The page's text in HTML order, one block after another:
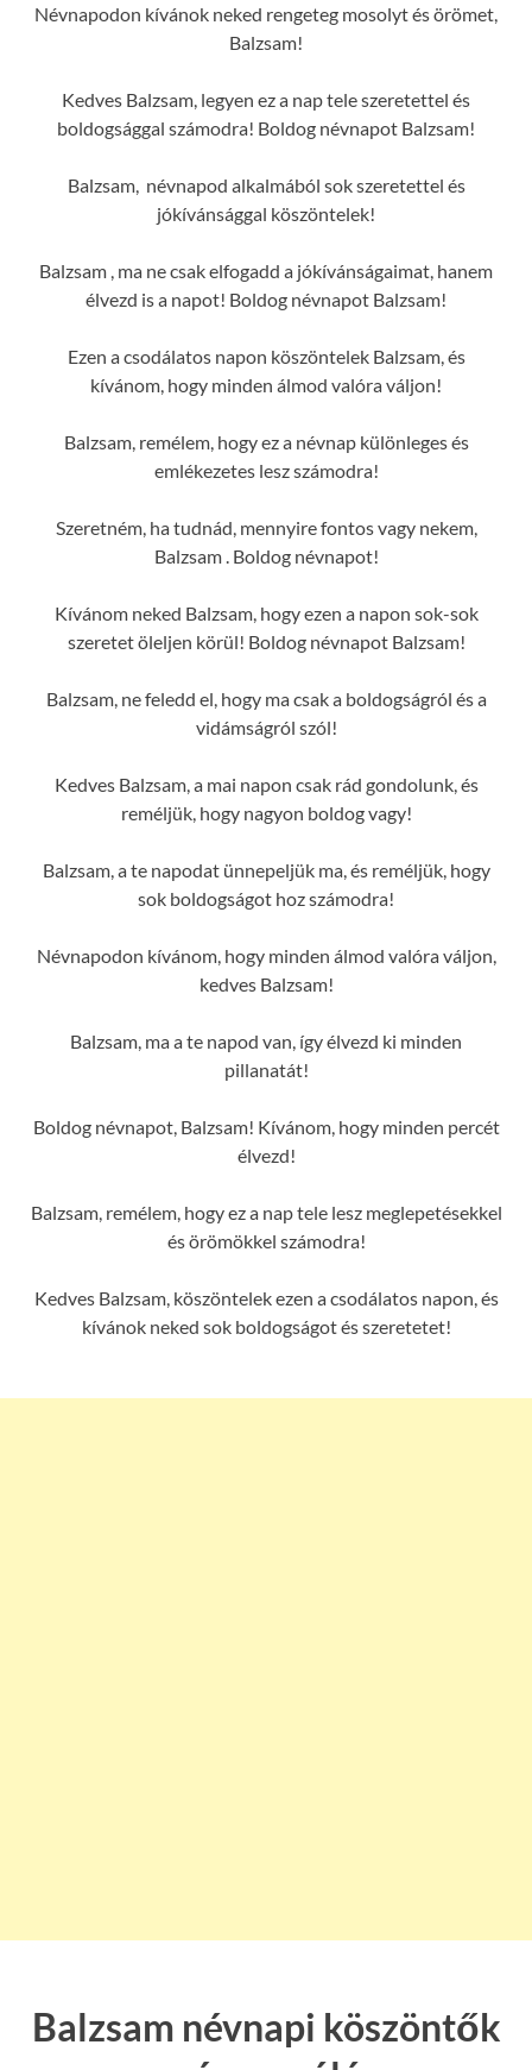
Névnapodon kívánok neked rengeteg mosolyt és örömet,
Balzsam!
Kedves Balzsam, legyen ez a nap tele szeretettel és
boldogsággal számodra! Boldog névnapot Balzsam!
Balzsam, névnapod alkalmából sok szeretettel és
jókívánsággal köszöntelek!
Balzsam , ma ne csak elfogadd a jókívánságaimat, hanem
élvezd is a napot! Boldog névnapot Balzsam!
Ezen a csodálatos napon köszöntelek Balzsam, és
kívánom, hogy minden álmod valóra váljon!
Balzsam, remélem, hogy ez a névnap különleges és
emlékezetes lesz számodra!
Szeretném, ha tudnád, mennyire fontos vagy nekem,
Balzsam . Boldog névnapot!
Kívánom neked Balzsam, hogy ezen a napon sok-sok
szeretet öleljen körül! Boldog névnapot Balzsam!
Balzsam, ne feledd el, hogy ma csak a boldogságról és a
vidámságról szól!
Kedves Balzsam, a mai napon csak rád gondolunk, és
reméljük, hogy nagyon boldog vagy!
Balzsam, a te napodat ünnepeljük ma, és reméljük, hogy
sok boldogságot hoz számodra!
Névnapodon kívánom, hogy minden álmod valóra váljon,
kedves Balzsam!
Balzsam, ma a te napod van, így élvezd ki minden
pillanatát!
Boldog névnapot, Balzsam! Kívánom, hogy minden percét
élvezd!
Balzsam, remélem, hogy ez a nap tele lesz meglepetésekkel
és örömökkel számodra!
Kedves Balzsam, köszöntelek ezen a csodálatos napon, és
kívánok neked sok boldogságot és szeretetet!
Balzsam névnapi köszöntők